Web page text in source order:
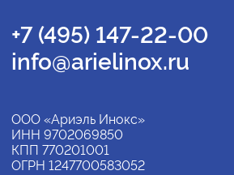
+7 (495) 147-22-00
info@arielinox.ru
ООО «Ариэль Инокс»
ИНН 9702069850
КПП 770201001
ОГРН 1247700583052